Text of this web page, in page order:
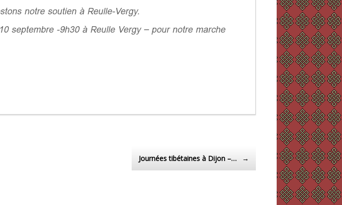
notre soutien à Reulle-Vergy.
septembre -9h30 à Reulle Vergy – pour notre marche
Journées tibétaines à Dijon –… →